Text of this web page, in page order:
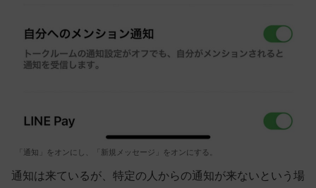
「通知」をオンにし、「新規メッセージ」をオンにする。
通知は来ているが、特定の人からの通知が来ないという場